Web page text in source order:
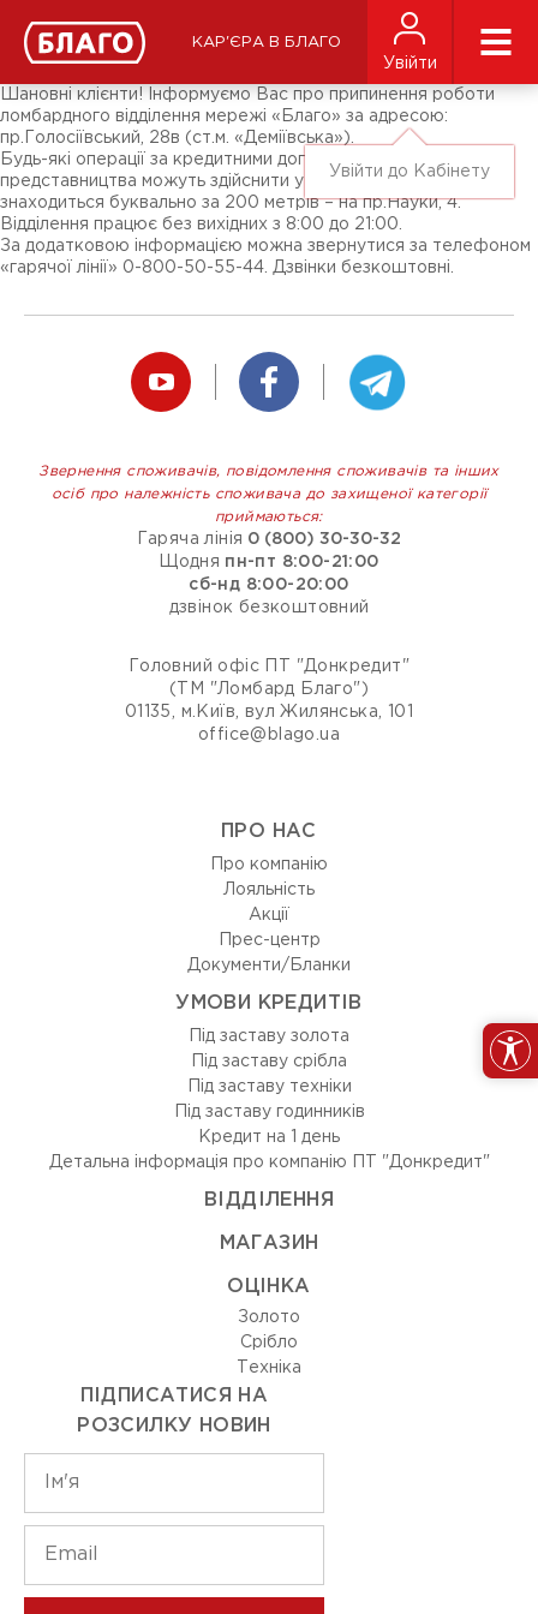
КАР'ЄРА В БЛАГО
Увійти
Увійти до Кабінету
ЗМІ про нас
Підписники соц-мереж
Ярмарки
Шановні клієнти! Інформуємо Вас про припинення роботи
ломбардного відділення мережі «Благо» за адресою:
пр.Голосіївський, 28в (ст.м. «Деміївська»).
Будь-які операції за кредитними договорами клієнти цього
представництва можуть здійснити у відділенні «Благо», що
знаходиться буквально за 200 метрів – на пр.Науки, 4.
Відділення працює без вихідних з 8:00 до 21:00.
За додатковою інформацією можна звернутися за телефоном
«гарячої лінії» 0-800-50-55-44. Дзвінки безкоштовні.
Звернення споживачів, повідомлення споживачів та інших
осіб про належність споживача до захищеної категорії
приймаються:
Гаряча лінія 0 (800) 30-30-32
Щодня пн-пт 8:00-21:00
сб-нд 8:00-20:00
дзвінок безкоштовний
Головний офіс ПТ "Донкредит"
(ТМ "Ломбард Благо")
01135, м.Київ, вул Жилянська, 101
office@blago.ua
ПРО НАС
Про компанію
Лояльність
Акції
Прес-центр
Документи/Бланки
УМОВИ КРЕДИТІВ
Під заставу золота
Під заставу срібла
Під заставу техніки
Під заставу годинників
Кредит на 1 день
Детальна інформація про компанію ПТ "Донкредит"
ВIДДIЛЕННЯ
МАГАЗИН
ОЦIНКА
Золото
Срiбло
Технiка
ПІДПИСАТИСЯ НА
РОЗСИЛКУ НОВИН